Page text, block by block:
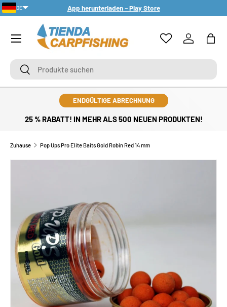
DIREKT ZUM INHALT
App herunterladen – Play Store
SuchenSuchen
Einloggen
ENDGÜLTIGE ABRECHNUNG
25 % RABATT! IN MEHR ALS 500 NEUEN PRODUKTEN!
Zuhause Pop Ups Pro Elite Baits Gold Robin Red 14 mm
DE